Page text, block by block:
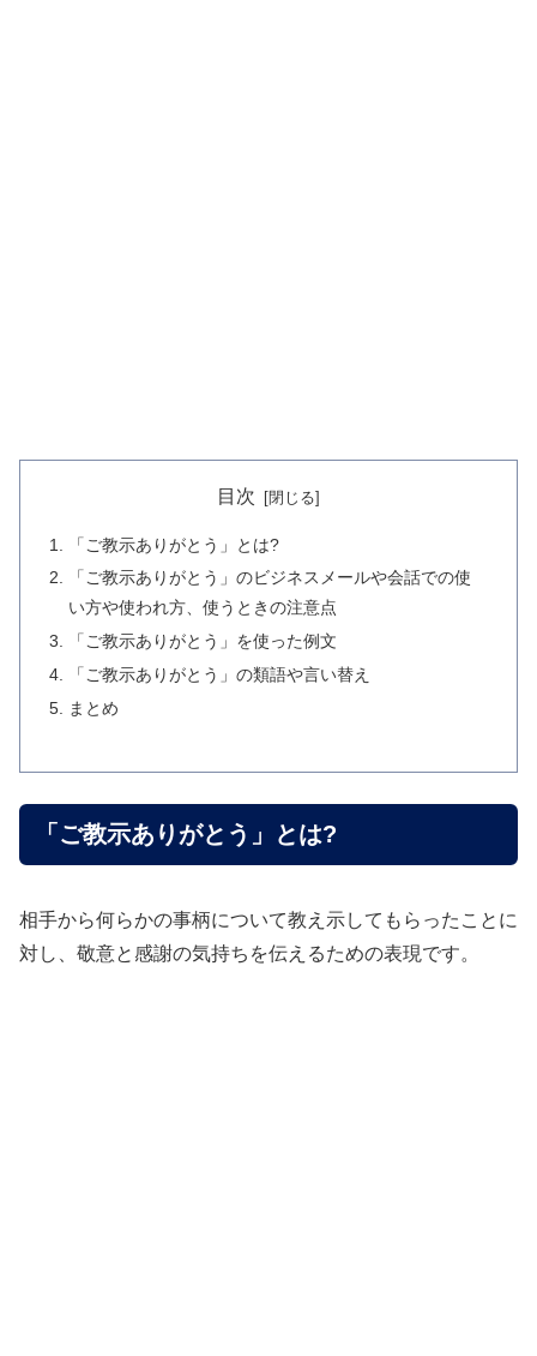
目次
「ご教示ありがとう」とは?
「ご教示ありがとう」のビジネスメールや会話での使
い方や使われ方、使うときの注意点
「ご教示ありがとう」を使った例文
「ご教示ありがとう」の類語や言い替え
まとめ
「ご教示ありがとう」とは?
相手から何らかの事柄について教え示してもらったことに
対し、敬意と感謝の気持ちを伝えるための表現です。